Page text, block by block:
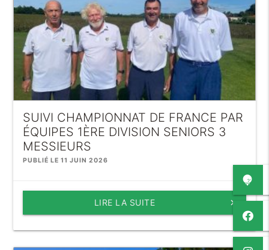
SUIVI CHAMPIONNAT DE FRANCE PAR
ÉQUIPES 1ÈRE DIVISION SENIORS 3
MESSIEURS
PUBLIÉ LE 11 JUIN 2026
keyboard_arrow_right
LIRE LA SUITE